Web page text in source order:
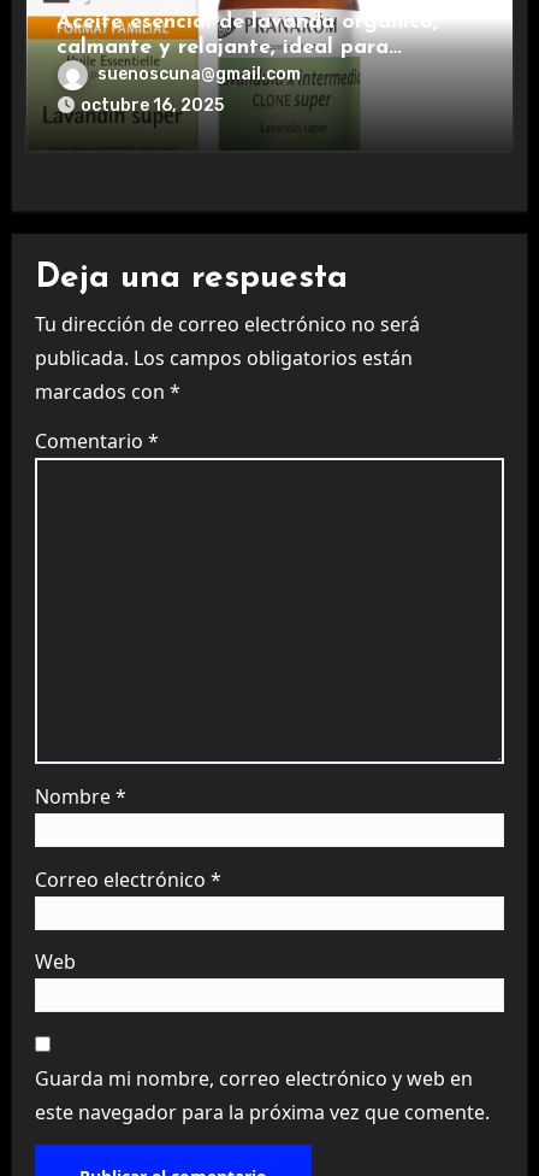
Aceite esencial de lavanda orgánico,
calmante y relajante, ideal para
aromaterapia.
suenoscuna@gmail.com
octubre 16, 2025
Deja una respuesta
Tu dirección de correo electrónico no será
publicada. Los campos obligatorios están
marcados con *
Comentario *
Nombre*
Correo electrónico *
Web
Guarda mi nombre, correo electrónico y web en
este navegador para la próxima vez que comente.